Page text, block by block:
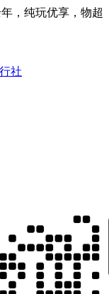
，纯玩优享，物超
社